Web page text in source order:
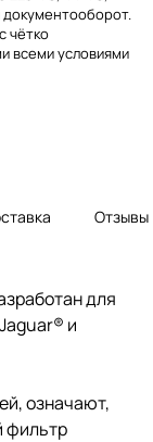
чётко
всеми условиями
Отзывы
для
и
означают,
фильтр